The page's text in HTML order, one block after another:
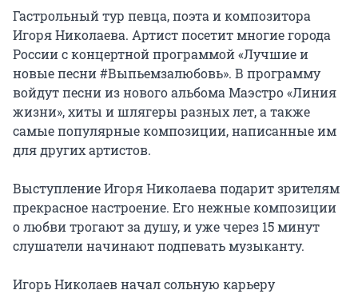
Гастрольный тур певца, поэта и композитора
Игоря Николаева. Артист посетит многие города
России с концертной программой «Лучшие и
новые песни #Выпьемзалюбовь». В программу
войдут песни из нового альбома Маэстро «Линия
жизни», хиты и шлягеры разных лет, а также
самые популярные композиции, написанные им
для других артистов.
Выступление Игоря Николаева подарит зрителям
прекрасное настроение. Его нежные композиции
о любви трогают за душу, и уже через 15 минут
слушатели начинают подпевать музыканту.
Игорь Николаев начал сольную карьеру